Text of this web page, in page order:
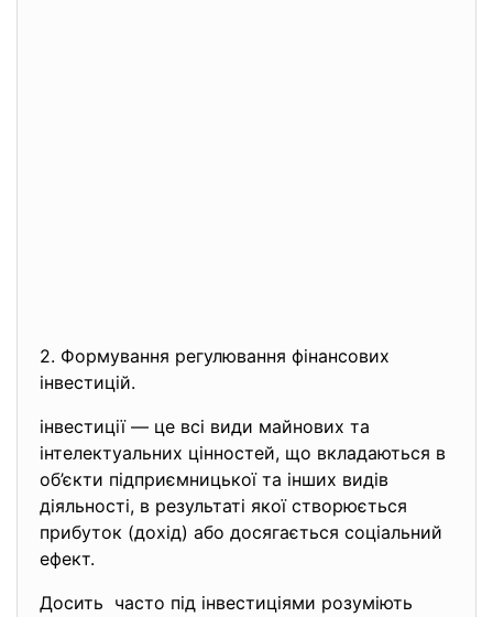
2. Формування регулювання фінансових
інвестицій.
інвестиції — це всі види майнових та
інтелектуальних цінностей, що вкладаються в
об’єкти підприємницької та інших видів
діяльності, в результаті якої створюється
прибуток (дохід) або досягається соціальний
ефект.
Досить часто під інвестиціями розуміють